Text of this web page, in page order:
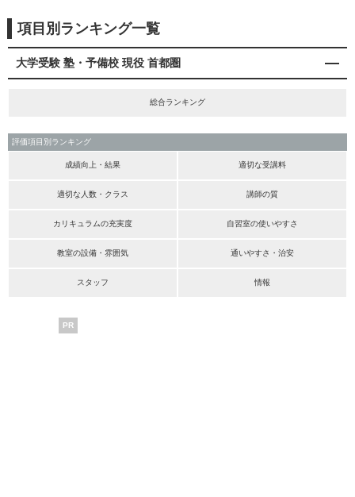
項目別ランキング一覧
大学受験 塾・予備校 現役 首都圏
総合ランキング
評価項目別ランキング
成績向上・結果 適切な受講料
適切な人数・クラス 講師の質
カリキュラムの充実度 自習室の使いやすさ
教室の設備・雰囲気 通いやすさ・治安
スタッフ 情報
PR